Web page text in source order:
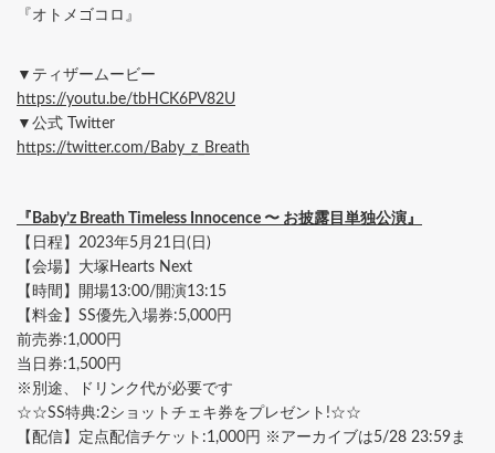
『オトメゴコロ』
▼ティザームービー
https://youtu.be/tbHCK6PV82U
▼公式 Twitter
https://twitter.com/Baby_z_Breath
『Baby’z Breath Timeless Innocence 〜 お披露目単独公演』
【日程】2023年5月21日(日)
【会場】大塚Hearts Next
【時間】開場13:00/開演13:15
【料金】SS優先入場券:5,000円
前売券:1,000円
当日券:1,500円
※別途、ドリンク代が必要です
☆☆SS特典:2ショットチェキ券をプレゼント!☆☆
【配信】定点配信チケット:1,000円 ※アーカイブは5/28 23:59ま